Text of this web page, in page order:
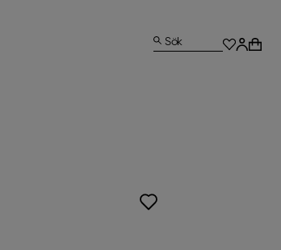
Sök